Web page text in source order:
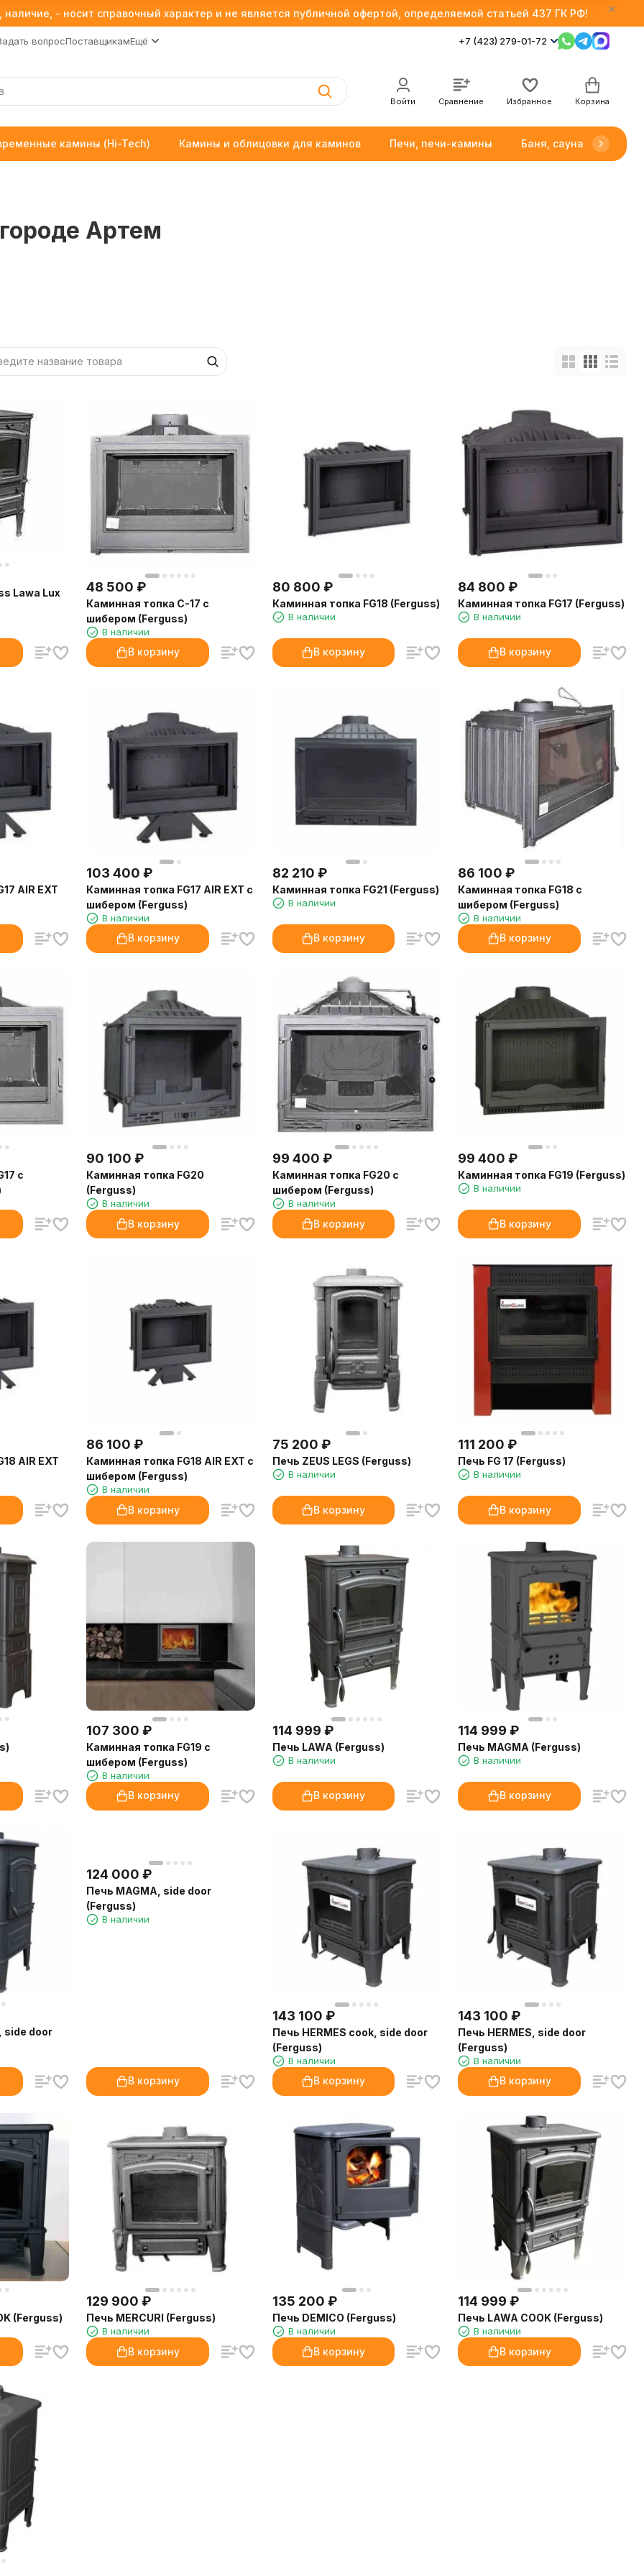
- носит справочный характер и не является публичной офертой, определяемой статьей 437 ГК РФ!
вопросПоставщикамЕщё +7 (423) 279-01-72
Войти Сравнение Избранное Корзина
камины (Hi-Tech) Камины и облицовки для каминов Печи, печи-камины Баня, сауна
Артем
Lawa Lux 48 500 ₽
Каминная топка C-17 с
шибером (Ferguss)
В наличии
В корзину
80 800 ₽
Каминная топка FG18 (Ferguss)
В наличии
В корзину
84 800 ₽
Каминная топка FG17 (Ferguss)
В наличии
В корзину
AIR EXT
103 400 ₽
Каминная топка FG17 AIR EXT с
шибером (Ferguss)
В наличии
В корзину
82 210 ₽
Каминная топка FG21 (Ferguss)
В наличии
В корзину
86 100 ₽
Каминная топка FG18 с
шибером (Ferguss)
В наличии
В корзину
с
90 100 ₽
Каминная топка FG20
(Ferguss)
В наличии
В корзину
99 400 ₽
Каминная топка FG20 с
шибером (Ferguss)
В наличии
В корзину
99 400 ₽
Каминная топка FG19 (Ferguss)
В наличии
В корзину
AIR EXT
86 100 ₽
Каминная топка FG18 AIR EXT с
шибером (Ferguss)
В наличии
В корзину
75 200 ₽
Печь ZEUS LEGS (Ferguss)
В наличии
В корзину
111 200 ₽
Печь FG 17 (Ferguss)
В наличии
В корзину
107 300 ₽
Каминная топка FG19 с
шибером (Ferguss)
В наличии
В корзину
114 999 ₽
Печь LAWA (Ferguss)
В наличии
В корзину
114 999 ₽
Печь MAGMA (Ferguss)
В наличии
В корзину
side door
124 000 ₽
Печь MAGMA, side door
(Ferguss)
В наличии
В корзину
143 100 ₽
Печь HERMES cook, side door
(Ferguss)
В наличии
В корзину
143 100 ₽
Печь HERMES, side door
(Ferguss)
В наличии
В корзину
(Ferguss)
129 900 ₽
Печь MERCURI (Ferguss)
В наличии
В корзину
135 200 ₽
Печь DEMICO (Ferguss)
В наличии
В корзину
114 999 ₽
Печь LAWA COOK (Ferguss)
В наличии
В корзину